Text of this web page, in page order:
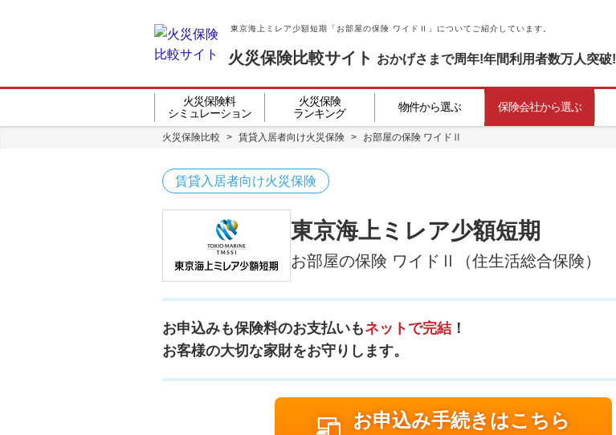
東京海上ミレア少額短期「お部屋の保険 ワイドⅡ」についてご紹介しています。
火災保険比較サイト おかげさまで周年!年間利用者数万人突破!
火災保険料
シミュレーション
火災保険
ランキング
物件から選ぶ 保険会社から選ぶ
火災保険比較 > 賃貸入居者向け火災保険 > お部屋の保険 ワイドⅡ
賃貸入居者向け火災保険
東京海上ミレア少額短期
お部屋の保険 ワイドⅡ（住生活総合保険）
お申込みも保険料のお支払いもネットで完結 ！
お客様の大切な家財をお守りします。
お申込み手続きはこちら